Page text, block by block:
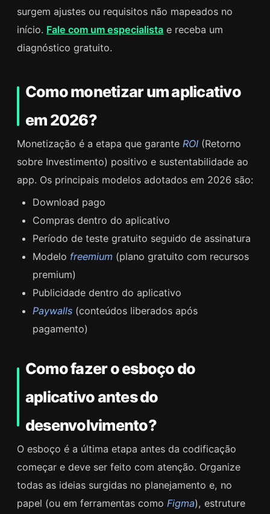
surgem ajustes ou requisitos não mapeados no
início. Fale com um especialista e receba um
diagnóstico gratuito.
Como monetizar um aplicativo
em 2026?
Monetização é a etapa que garante ROI (Retorno
sobre Investimento) positivo e sustentabilidade ao
app. Os principais modelos adotados em 2026 são:
Download pago
Compras dentro do aplicativo
Período de teste gratuito seguido de assinatura
Modelo freemium (plano gratuito com recursos
premium)
Publicidade dentro do aplicativo
Paywalls (conteúdos liberados após
pagamento)
Como fazer o esboço do
aplicativo antes do
desenvolvimento?
O esboço é a última etapa antes da codificação
começar e deve ser feito com atenção. Organize
todas as ideias surgidas no planejamento e, no
papel (ou em ferramentas como Figma), estruture